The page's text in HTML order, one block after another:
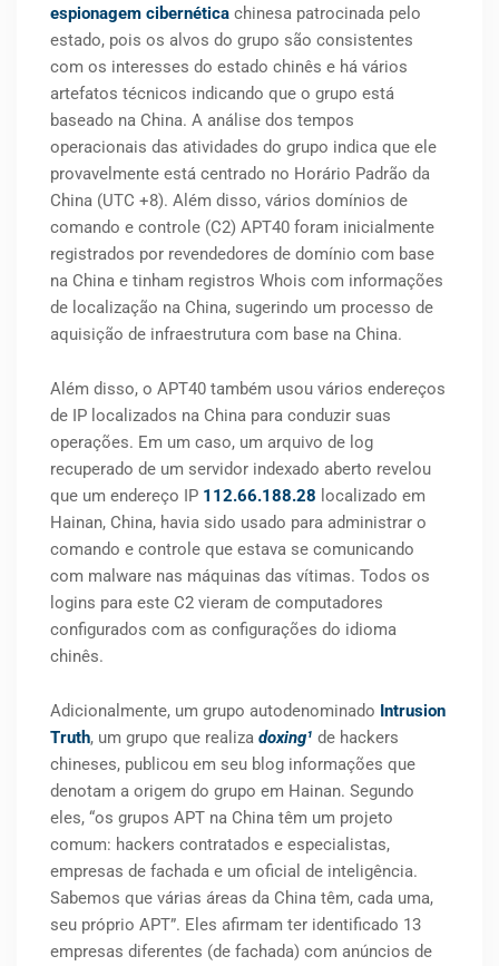
espionagem cibernética chinesa patrocinada pelo
estado, pois os alvos do grupo são consistentes
com os interesses do estado chinês e há vários
artefatos técnicos indicando que o grupo está
baseado na China. A análise dos tempos
operacionais das atividades do grupo indica que ele
provavelmente está centrado no Horário Padrão da
China (UTC +8). Além disso, vários domínios de
comando e controle (C2) APT40 foram inicialmente
registrados por revendedores de domínio com base
na China e tinham registros Whois com informações
de localização na China, sugerindo um processo de
aquisição de infraestrutura com base na China.
Além disso, o APT40 também usou vários endereços
de IP localizados na China para conduzir suas
operações. Em um caso, um arquivo de log
recuperado de um servidor indexado aberto revelou
que um endereço IP 112.66.188.28 localizado em
Hainan, China, havia sido usado para administrar o
comando e controle que estava se comunicando
com malware nas máquinas das vítimas. Todos os
logins para este C2 vieram de computadores
configurados com as configurações do idioma
chinês.
Adicionalmente, um grupo autodenominado Intrusion
Truth, um grupo que realiza doxing¹ de hackers
chineses, publicou em seu blog informações que
denotam a origem do grupo em Hainan. Segundo
eles, “os grupos APT na China têm um projeto
comum: hackers contratados e especialistas,
empresas de fachada e um oficial de inteligência.
Sabemos que várias áreas da China têm, cada uma,
seu próprio APT”. Eles afirmam ter identificado 13
empresas diferentes (de fachada) com anúncios de